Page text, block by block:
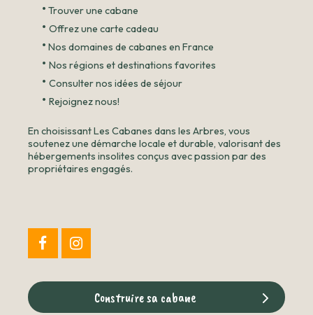
• Trouver une cabane
• Offrez une carte cadeau
• Nos domaines de cabanes en France
• Nos régions et destinations favorites
• Consulter nos idées de séjour
• Rejoignez nous!
En choisissant Les Cabanes dans les Arbres, vous
soutenez une démarche locale et durable, valorisant des
hébergements insolites conçus avec passion par des
propriétaires engagés.
Construire sa cabane